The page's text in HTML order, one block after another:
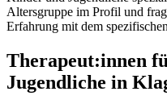
Altersgruppe im Profil und
Erfahrung mit dem
Therapeut:innen
Jugendliche in